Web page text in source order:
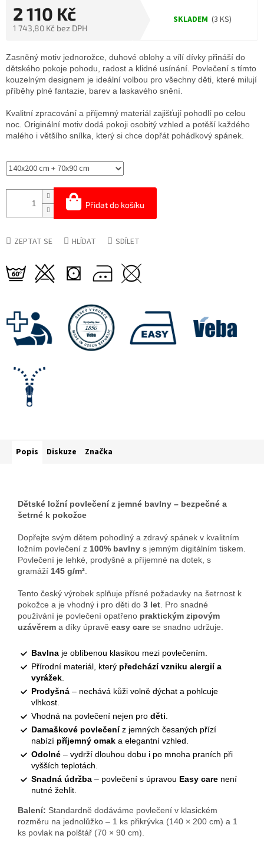
2 110 Kč
1 743,80 Kč bez DPH
SKLADEM (3 KS)
Přidat do košíku
Zasněný motiv jednorožce, duhové oblohy a vílí dívky přináší do
dětského pokoje pohodu, radost a klidné usínání. Povlečení s tímto
kouzelným designem je ideální volbou pro všechny děti, které milují
příběhy plné fantazie, barev a laskavého snění.
Kvalitní zpracování a příjemný materiál zajišťují pohodlí po celou
noc. Originální motiv dodá pokoji osobitý vzhled a potěší každého
malého i většího snílka, který si chce dopřát pohádkový spánek.
ZEPTAT SE HLÍDAT SDÍLET
Popis Diskuze Značka
Dětské ložní povlečení z jemné bavlny – bezpečné a
šetrné k pokožce
Dopřejte svým dětem pohodlný a zdravý spánek v kvalitním
ložním povlečení z 100% bavlny s jemným digitálním tiskem.
Povlečení je lehké, prodyšné a příjemné na dotek, s
gramáží 145 g/m².
Tento český výrobek splňuje přísné požadavky na šetrnost k
pokožce a je vhodný i pro děti do 3 let. Pro snadné
používání je povlečení opatřeno praktickým zipovým
uzávěrem a díky úpravě easy care se snadno udržuje.
Bavlna je oblíbenou klasikou mezi povlečením.
Přírodní materiál, který předchází vzniku alergií a
vyrážek.
Prodyšná – nechává kůži volně dýchat a pohlcuje
vlhkost.
Vhodná na povlečení nejen pro děti.
Damaškové povlečení z jemných česaných přízí
nabízí příjemný omak a elegantní vzhled.
Odolné – vydrží dlouhou dobu i po mnoha praních při
vyšších teplotách.
Snadná údržba – povlečení s úpravou Easy care není
nutné žehlit.
Balení: Standardně dodáváme povlečení v klasickém
rozměru na jednolůžko – 1 ks přikrývka (140 × 200 cm) a 1
ks povlak na polštář (70 × 90 cm).